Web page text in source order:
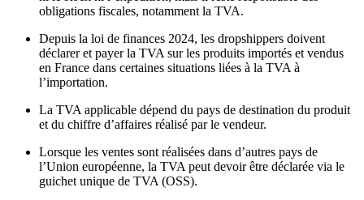
obligations fiscales, notamment la TVA.
Depuis la loi de finances 2024, les dropshippers doivent
déclarer et payer la TVA sur les produits importés et vendus
en France dans certaines situations liées à la TVA à
l’importation.
La TVA applicable dépend du pays de destination du produit
et du chiffre d’affaires réalisé par le vendeur.
Lorsque les ventes sont réalisées dans d’autres pays de
l’Union européenne, la TVA peut devoir être déclarée via le
guichet unique de TVA (OSS).